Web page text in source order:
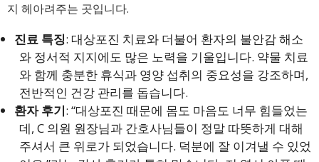
지 헤아려주는 곳입니다.
진료 특징: 대상포진 치료와 더불어 환자의 불안감 해소
와 정서적 지지에도 많은 노력을 기울입니다. 약물 치료
와 함께 충분한 휴식과 영양 섭취의 중요성을 강조하며,
전반적인 건강 관리를 돕습니다.
환자 후기: “대상포진 때문에 몸도 마음도 너무 힘들었는
데, C 의원 원장님과 간호사님들이 정말 따뜻하게 대해
주셔서 큰 위로가 되었습니다. 덕분에 잘 이겨낼 수 있었